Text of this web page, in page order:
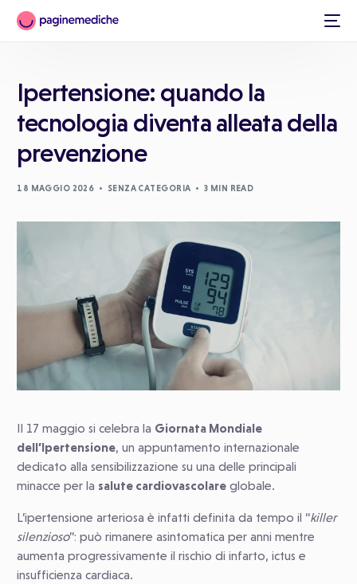
Ipertensione: quando la
tecnologia diventa alleata della
prevenzione
18 MAGGIO 2026 SENZA CATEGORIA 3 MIN READ
Il 17 maggio si celebra la Giornata Mondiale
dell’Ipertensione, un appuntamento internazionale
dedicato alla sensibilizzazione su una delle principali
minacce per la salute cardiovascolare globale.
L’ipertensione arteriosa è infatti definita da tempo il “killer
silenzioso”: può rimanere asintomatica per anni mentre
aumenta progressivamente il rischio di infarto, ictus e
insufficienza cardiaca.
Italiano